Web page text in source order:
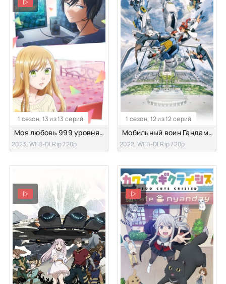
1 сезон, 13 из 13 серий
Моя любовь 999 уровня к Ямада-куну
2023, WEB-DLRip 720p
1 сезон, 12 из 12 серий
Мобильный воин Гандам: Ведьма с Меркурия
2022, WEB-DLRip 720p